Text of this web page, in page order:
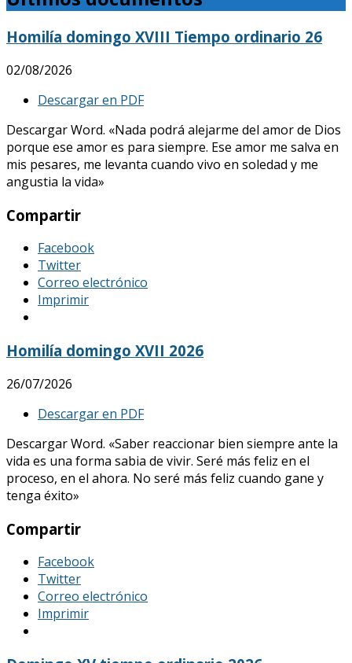
Homilía domingo XVIII Tiempo ordinario 26
02/08/2026
Descargar en PDF
Descargar Word. «Nada podrá alejarme del amor de Dios
porque ese amor es para siempre. Ese amor me salva en
mis pesares, me levanta cuando vivo en soledad y me
angustia la vida»
Compartir
Facebook
Twitter
Correo electrónico
Imprimir
Homilía domingo XVII 2026
26/07/2026
Descargar en PDF
Descargar Word. «Saber reaccionar bien siempre ante la
vida es una forma sabia de vivir. Seré más feliz en el
proceso, en el ahora. No seré más feliz cuando gane y
tenga éxito»
Compartir
Facebook
Twitter
Correo electrónico
Imprimir